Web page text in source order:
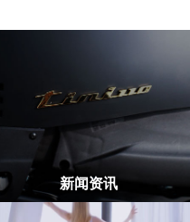
新闻资讯